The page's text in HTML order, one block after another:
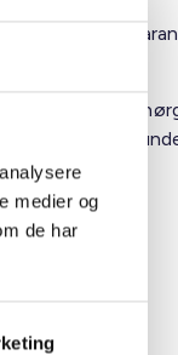
medier og
de har
erklæring fra
er indgået/
2.